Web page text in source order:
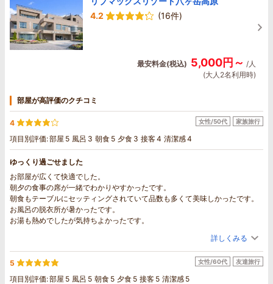
4.2
(16件)
最安料金(税込) 5,000円～ /人
(大人2名利用時)
部屋が高評価のクチコミ
4
項目別評価:部屋 5 風呂 3 朝食 5 夕食 3 接客4 清潔感4
女性/50代 家族旅行
ゆっくり過ごせました
お部屋が広くて快適でした。
朝夕の食事の席が一緒でわかりやすかったです。
朝食もテーブルにセッティングされていて品数も多くて美味しかったです。
お風呂の脱衣所が暑かったです。
お湯も熱めでしたが気持ちよかったです。
詳しくみる
5
項目別評価:部屋 5 風呂 5 朝食 5 夕食 5 接客 5 清潔感 5
女性/60代 友達旅行